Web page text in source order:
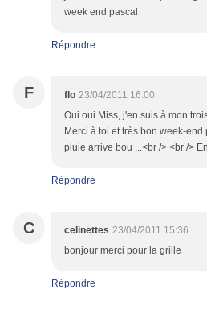
week end pascal
Répondre
F flo 23/04/2011 16:00
Oui oui Miss, j'en suis à mon
Merci à toi et très bon week-end
pluie arrive bou ...<br /> <br />
Répondre
C celinettes 23/04/2011 15:36
bonjour merci pour la grille
Répondre